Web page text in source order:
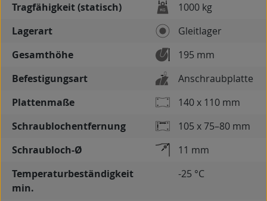
Tragfähigkeit (statisch)
1000 kg
Lagerart
Gleitlager
Gesamthöhe
195 mm
Befestigungsart
Anschraubplatte
Plattenmaße
140 x 110 mm
Schraublochentfernung
105 x 75–80 mm
Schraubloch-Ø
11 mm
Temperaturbeständigkeit
min.
-25 °C